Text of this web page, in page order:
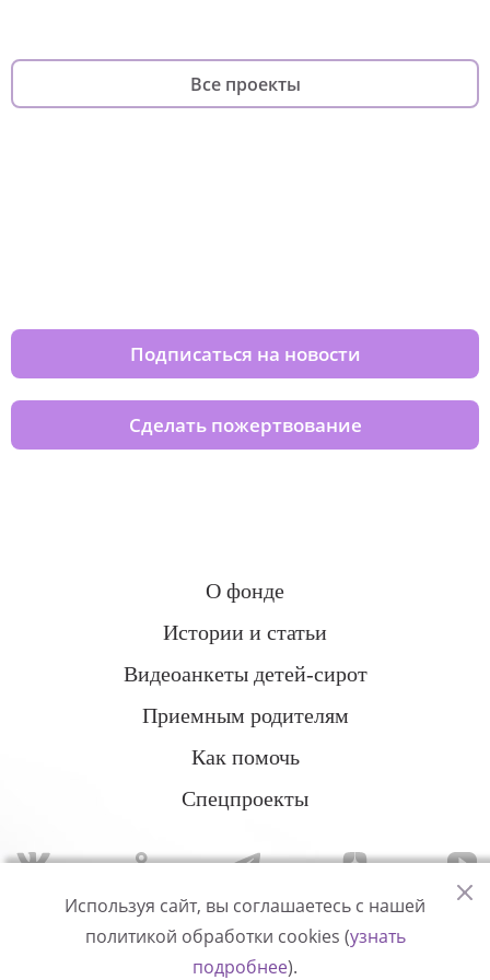
Все проекты
Подписаться на новости
Сделать пожертвование
О фонде
Истории и статьи
Видеоанкеты детей-сирот
Приемным родителям
Как помочь
Спецпроекты
Политика конфиденциальности
Используя сайт, вы соглашаетесь с нашей
политикой обработки cookies (узнать
подробнее).